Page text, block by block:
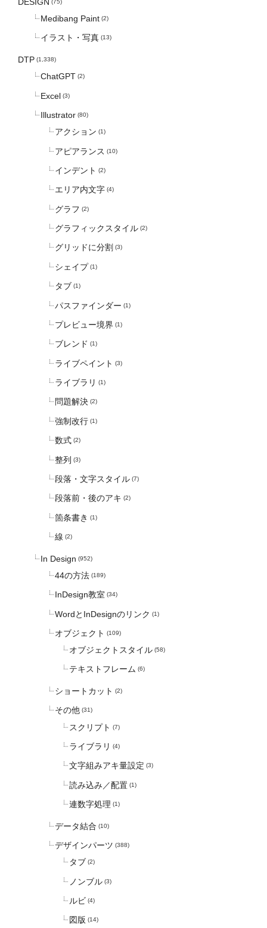
(75)
Medibang Paint (2)
イラスト・写真 (13)
DTP (1,338)
ChatGPT (2)
Excel (3)
Illustrator (80)
アクション (1)
アピアランス (10)
インデント (2)
エリア内文字 (4)
グラフ (2)
グラフィックスタイル (2)
グリッドに分割 (3)
シェイプ (1)
タブ (1)
パスファインダー (1)
プレビュー境界 (1)
ブレンド (1)
ライブペイント (3)
ライブラリ (1)
問題解決 (2)
強制改行 (1)
数式 (2)
整列 (3)
段落・文字スタイル (7)
段落前・後のアキ (2)
箇条書き (1)
線 (2)
In Design (952)
44の方法 (189)
InDesign教室 (34)
WordとInDesignのリンク (1)
オブジェクト (109)
オブジェクトスタイル (58)
テキストフレーム (6)
ショートカット (2)
その他 (31)
スクリプト (7)
ライブラリ (4)
文字組みアキ量設定 (3)
読み込み／配置 (1)
連数字処理 (1)
データ結合 (10)
デザインパーツ (388)
タブ (2)
ノンブル (3)
ルビ (4)
図版 (14)